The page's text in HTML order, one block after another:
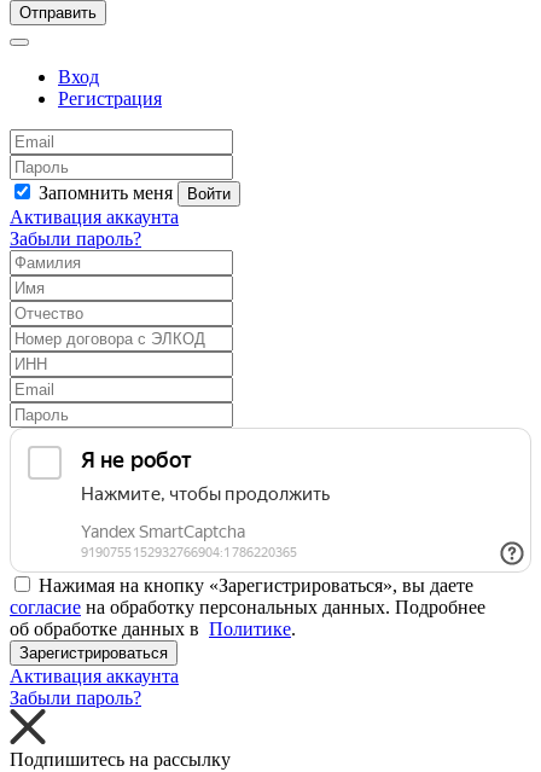
Отправить
Вход
Регистрация
Запомнить меня Войти
Активация аккаунта
Забыли пароль?
Нажимая на кнопку «Зарегистрироваться», вы даете
согласие на обработку персональных данных. Подробнее
об обработке данных в Политике.
Зарегистрироваться
Активация аккаунта
Забыли пароль?
Подпишитесь на рассылку